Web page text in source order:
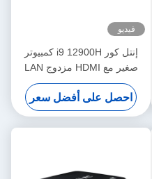
فيديو
إنتل كور i9 12900H كمبيوتر
صغير مع HDMI مزدوج LAN
مزدوج و DDR4 64G
احصل على أفضل سعر